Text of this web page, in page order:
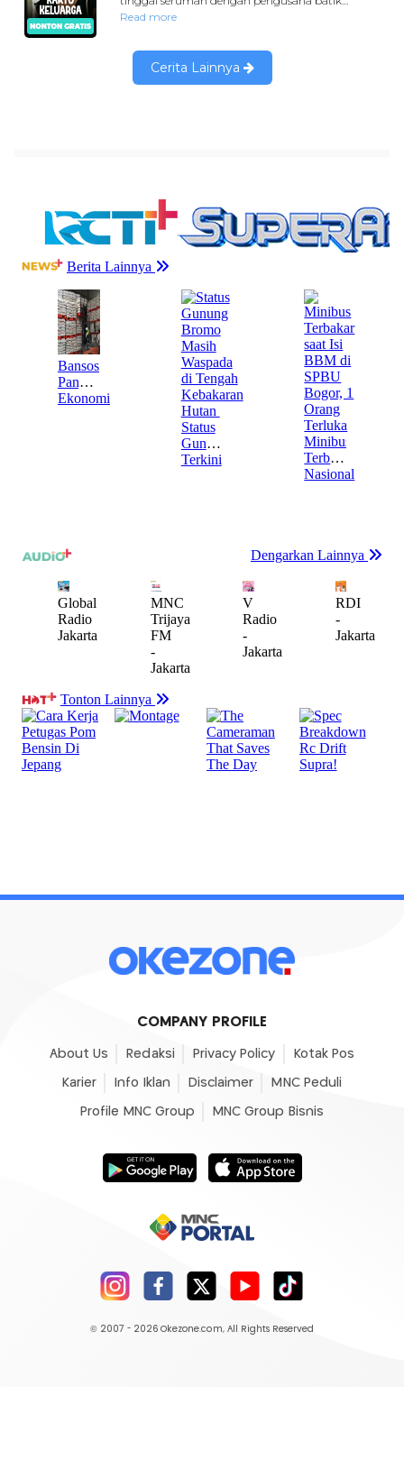
COMPANY PROFILE
About Us Redaksi Privacy Policy Kotak Pos
Karier Info Iklan Disclaimer MNC Peduli
Profile MNC Group MNC Group Bisnis
© 2007 - 2026 Okezone.com, All Rights Reserved